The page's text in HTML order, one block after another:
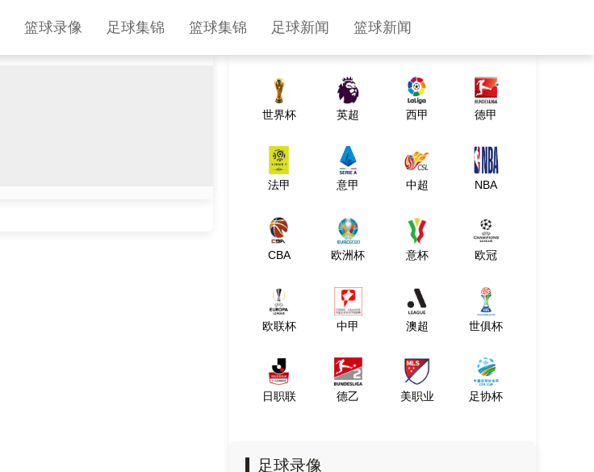
篮球录像 足球集锦 篮球集锦 足球新闻 篮球新闻
热门直播
世界杯 英超 西甲 德甲
法甲 意甲 中超 NBA
CBA 欧洲杯 意杯 欧冠
欧联杯 中甲 澳超 世俱杯
日职联 德乙 美职业 足协杯
足球录像